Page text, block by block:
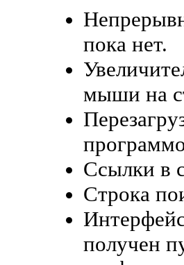
пока нет.
мыши на
Ссылки в
Строка
получен